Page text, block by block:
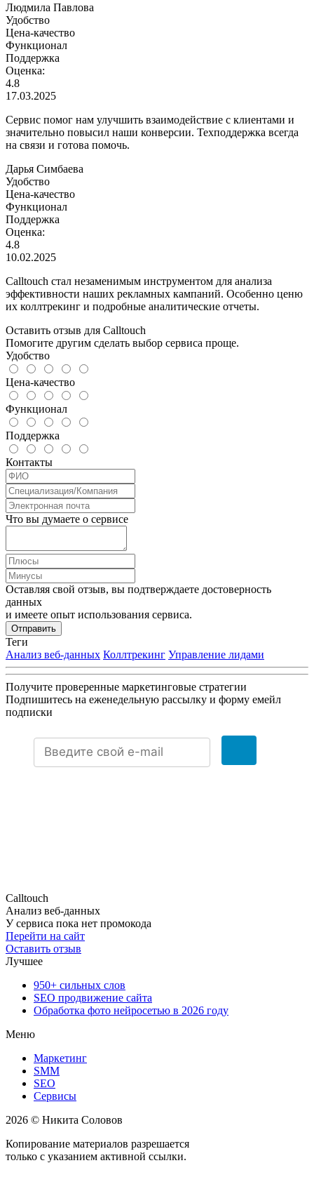
Людмила Павлова
Удобство
Цена-качество
Функционал
Поддержка
Оценка:
4.8
17.03.2025
Сервис помог нам улучшить взаимодействие с клиентами и
значительно повысил наши конверсии. Техподдержка всегда
на связи и готова помочь.
Дарья Симбаева
Удобство
Цена-качество
Функционал
Поддержка
Оценка:
4.8
10.02.2025
Calltouch стал незаменимым инструментом для анализа
эффективности наших рекламных кампаний. Особенно ценю
их коллтрекинг и подробные аналитические отчеты.
Оставить отзыв для Calltouch
Помогите другим сделать выбор сервиса проще.
Удобство
Цена-качество
Функционал
Поддержка
Контакты
Что вы думаете о сервисе
Оставляя свой отзыв, вы подтверждаете достоверность
данных
и имеете опыт использования сервиса.
Отправить
Теги
Анализ веб-данных Коллтрекинг Управление лидами
Получите проверенные маркетинговые стратегии
Подпишитесь на еженедельную рассылку и форму емейл
подписки
Calltouch
Анализ веб-данных
У сервиса пока нет промокода
Перейти на сайт
Оставить отзыв
Лучшее
950+ сильных слов
SEO продвижение сайта
Обработка фото нейросетью в 2026 году
Меню
Маркетинг
SMM
SEO
Сервисы
2026 © Никита Соловов
Копирование материалов разрешается
только с указанием активной ссылки.